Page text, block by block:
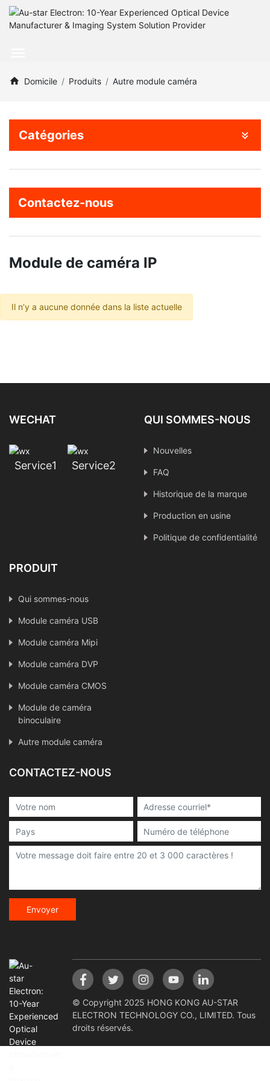
Domicile Produits Autre module caméra
Catégories
Contactez-nous
Module de caméra IP
Il n’y a aucune donnée dans la liste actuelle
WECHAT
Service1 Service2
QUI SOMMES-NOUS
Nouvelles
FAQ
Historique de la marque
Production en usine
Politique de confidentialité
PRODUIT
Qui sommes-nous
Module caméra USB
Module caméra Mipi
Module caméra DVP
Module caméra CMOS
Module de caméra
binoculaire
Autre module caméra
CONTACTEZ-NOUS
Envoyer
© Copyright 2025 HONG KONG AU-STAR
ELECTRON TECHNOLOGY CO., LIMITED. Tous
droits réservés.